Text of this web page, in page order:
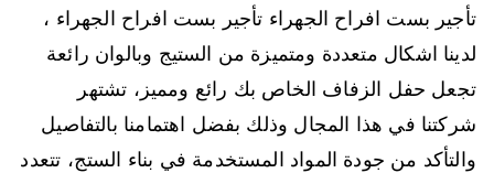
تأجير بست افراح الجهراء تأجير بست افراح الجهراء ،
لدينا اشكال متعددة ومتميزة من الستيج وبالوان رائعة
تجعل حفل الزفاف الخاص بك رائع ومميز، تشتهر
شركتنا في هذا المجال وذلك بفضل اهتمامنا بالتفاصيل
والتأكد من جودة المواد المستخدمة في بناء الستج، تتعدد